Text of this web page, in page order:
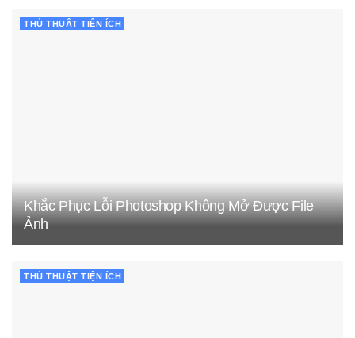
THỦ THUẬT TIỆN ÍCH
Khắc Phục Lỗi Photoshop Không Mở Được File
Ảnh
THỦ THUẬT TIỆN ÍCH